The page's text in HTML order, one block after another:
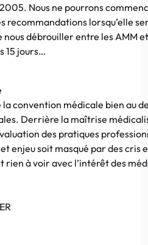
Nous ne pourrons
recommandations lorsqu’elle
nous débrouiller entre les AMM
15 jours…
convention médicale bien au
Derrière la maîtrise
des pratiques
enjeu soit masqué par des cris
rien à voir avec l’intérêt des